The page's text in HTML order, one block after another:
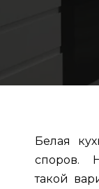
Белая
споров.
такой